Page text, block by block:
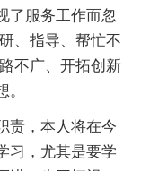
了服务工作而忽
、指导、帮忙不
不广、开拓创新
，本人将在今
习，尤其是要学